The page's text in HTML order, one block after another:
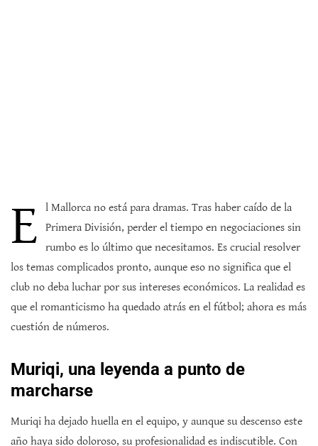
E
l Mallorca no está para dramas. Tras haber caído de la
Primera División, perder el tiempo en negociaciones sin
rumbo es lo último que necesitamos. Es crucial resolver
los temas complicados pronto, aunque eso no significa que el
club no deba luchar por sus intereses económicos. La realidad es
que el romanticismo ha quedado atrás en el fútbol; ahora es más
cuestión de números.
Muriqi, una leyenda a punto de
marcharse
Muriqi ha dejado huella en el equipo, y aunque su descenso este
año haya sido doloroso, su profesionalidad es indiscutible. Con